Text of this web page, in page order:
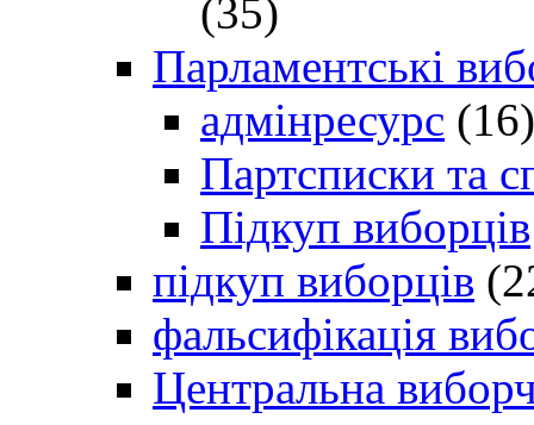
(35)
Парламентські
адмінресурс (16)
Партсписки та
Підкуп виборців
підкуп виборців
фальсифікація
Центральна